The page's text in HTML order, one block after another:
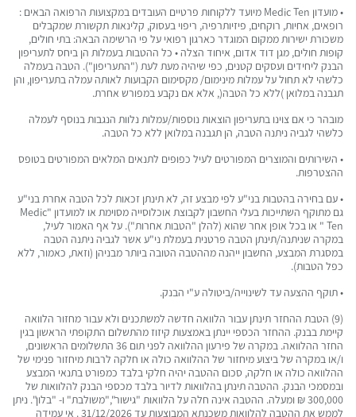
• מועדון Medic Ten מיועד ללקוחות פרטיים העובדים במקצועות הרפואה הבאים :
רופאים, אחיות, רוקחים, פיזיותרפיה, ריפוי בעסוק, קלינאות תקשורת שמקבלים
משכורת ישירות ממקום המוגדר כארגון רפואי על פי הרשימה הבאה: בתי חולים,
קופות חולים, מגן דוד אדום, איחוד הצלה • כל ההטבות בעמלות הן ביחס לתעריפון
הבנק ליחידים ועסקים קטנים, כפי שיהיה מעת לעת ("התעריפון"). הטבה בעמלה
כלשהי לא תחול על עמלות מינימום/ מקסימום הקבועות לאותה עמלה בתעריפון, והן
תגבנה במלואן )ללא כל הטבה(, אלא אם נקבע במפורש אחרת.
מובהר כי אם צוינו בתעריפון הוצאות נוספות/עמלות נלוות הנגבות בנוסף לעמלה
כלשהי לגביה ניתנה הטבה, הן תגבנה במלואן ללא כל הטבה.
• השירותים והמוצרים המפורטים לעיל כפופים לתנאים המלאים המפורטים בטופס
ההצטרפות.
• עם בחירה בהטבות בני"ע לפי מבצע זה, לא תינתן זכאות לכל הטבה אחרת בני"ע
גם מתוקף השתייכות בעלי החשבון לקבוצת אוכלוסייה מסוימת או למועדון "Medic
Ten " או בכל אופן אחר שהוא (להלן "הטבות אחרות"). על אף האמור לעיל,
במקרה שניתנה/תינתן הטבה פרטנית בעמלת ני"ע אשר לגביה ניתנה הטבה
במסגרת המבצע, החשבון ייהנה מההטבה הטובה ביותר מבניהן (וזאת, כאמור, ללא
כפל הטבות).
• תוקף ההצעה עד לשינוייה/ביטולה ע"י הבנק.
(9) הטבת ההחזר תינתן עבור הלוואה חדשה למשתכנים ולא עבור מחזור הלוואה
קיימת בבנק. ההחזר הכספי יינתן באמצעות קיזוז מהתשלום התקופתי הראשון בגין
החזר ההלוואה. במקרה של פירעון ההלוואה לפני תום 36 התשלומים הראשונים,
ו/או במקרה של ביצוע מיחזור של ההלוואה כולה או חלקה לרבות מיחזור פנימי של
ההלוואה כולה או חלקה, סכום ההטבה יהיה חלקי בלבד כמפורט בתנאי המבצע
ובמסמכי הבנק. ההטבה תינתן בהלוואות לדיור בלבד מכספי הבנק להלוואות של
300,000 ₪ ומעלה. ההטבה אינה חלה על הלוואות "גישור","משולבת" ו- "בלון". ניתן
לממש את ההטבה להלוואות משכנתא המבוצעות עד 31/12/2026 . אי עמידה